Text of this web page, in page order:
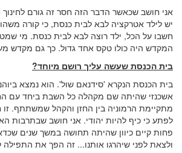
אני חושב שכאשר הדבר הזה חסר זה גורם
יש לילד אטרקציה לבא לבית כנסת, כי קורה
חשבו על הכל, ילד רוצה לבא לבית כנסת. מי
המקדש היה כולו טקס אחד גדול. כך גם מקדש
בית הכנסת שעשה עליך רושם מיוחד?
בית הכנסת הנקרא 'סידנאם שול'. הוא נמצא
אשכנזי שהיתה שם מקהלה כל השבת ביחד עם
מתקיימת הרמוניה בין החזן והקהל שמשתתף.
לפתע כי כיף להיות יהודי. אני חושב שבתרבות
פחות קיים כיוון שהיתה תחושה במשך שנים
ולצאת לפני שיהרגו אותנו... זה הפך את התפילה